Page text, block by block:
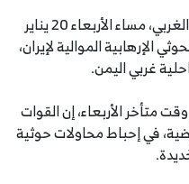
أعلنت القوات المشتركة في الساحل الغربي، مساء الأربعاء 20 يناير
الإرهابية الموالية لإيران،
غربي اليمن.
متأخر الأربعاء، إن القوات
في إحباط محاولات حوثية